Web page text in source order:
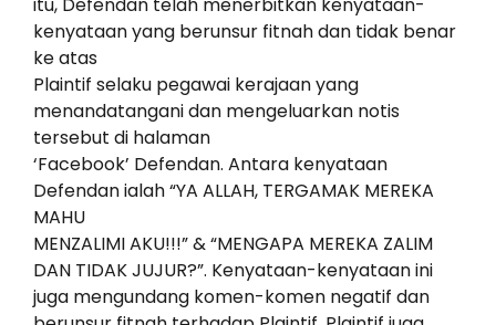
kenyataan yang berunsur fitnah dan tidak benar
ke atas
Plaintif selaku pegawai kerajaan yang
menandatangani dan mengeluarkan notis
tersebut di halaman
‘Facebook’ Defendan. Antara kenyataan
Defendan ialah “YA ALLAH, TERGAMAK MEREKA
MAHU
MENZALIMI AKU!!!” & “MENGAPA MEREKA ZALIM
DAN TIDAK JUJUR?”. Kenyataan-kenyataan ini
juga mengundang komen-komen negatif dan